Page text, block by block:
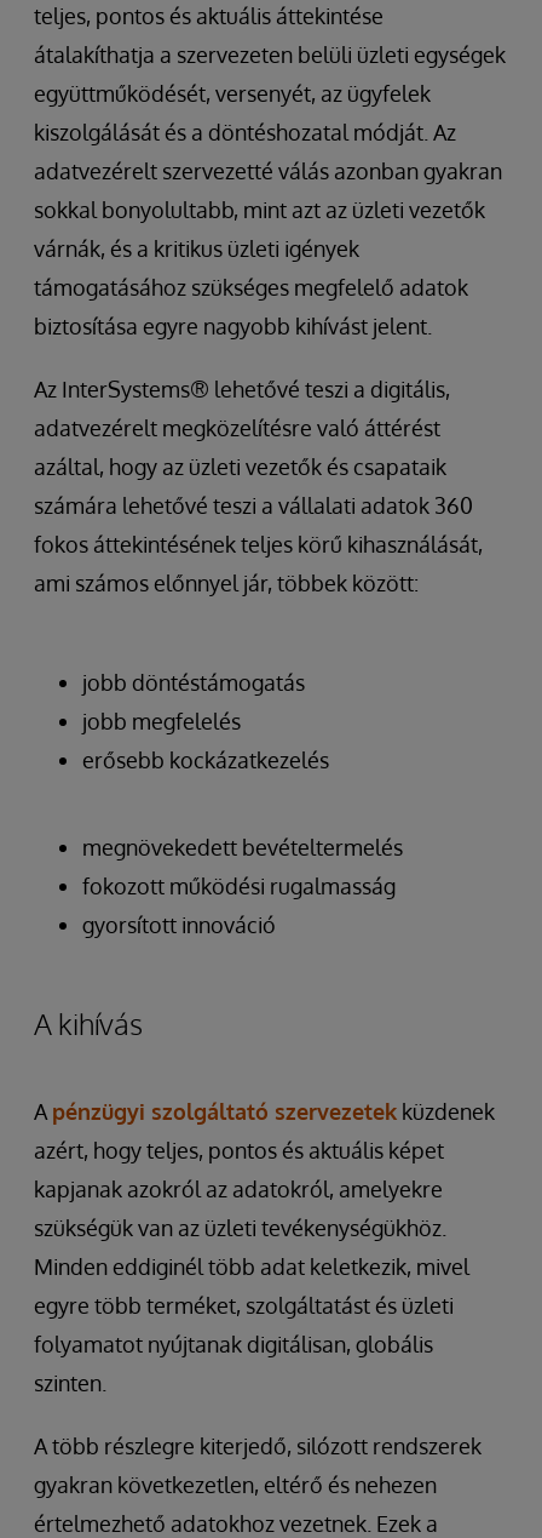
teljes, pontos és aktuális áttekintése
átalakíthatja a szervezeten belüli üzleti egységek
együttműködését, versenyét, az ügyfelek
kiszolgálását és a döntéshozatal módját. Az
adatvezérelt szervezetté válás azonban gyakran
sokkal bonyolultabb, mint azt az üzleti vezetők
várnák, és a kritikus üzleti igények
támogatásához szükséges megfelelő adatok
biztosítása egyre nagyobb kihívást jelent.
Az InterSystems® lehetővé teszi a digitális,
adatvezérelt megközelítésre való áttérést
azáltal, hogy az üzleti vezetők és csapataik
számára lehetővé teszi a vállalati adatok 360
fokos áttekintésének teljes körű kihasználását,
ami számos előnnyel jár, többek között:
jobb döntéstámogatás
jobb megfelelés
erősebb kockázatkezelés
megnövekedett bevételtermelés
fokozott működési rugalmasság
gyorsított innováció
A kihívás
A pénzügyi szolgáltató szervezetek küzdenek
azért, hogy teljes, pontos és aktuális képet
kapjanak azokról az adatokról, amelyekre
szükségük van az üzleti tevékenységükhöz.
Minden eddiginél több adat keletkezik, mivel
egyre több terméket, szolgáltatást és üzleti
folyamatot nyújtanak digitálisan, globális
szinten.
A több részlegre kiterjedő, silózott rendszerek
gyakran következetlen, eltérő és nehezen
értelmezhető adatokhoz vezetnek. Ezek a